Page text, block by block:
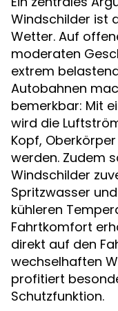
Windschilder ist
Wetter. Auf
moderaten
extrem
Autobahnen
bemerkbar: Mit
wird die
Kopf,
werden. Zudem
Windschilder
Spritzwasser
kühleren
Fahrtkomfort
direkt auf den
wechselhaften
profitiert
Schutzfunktion.